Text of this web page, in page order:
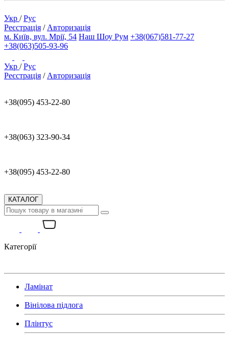
Укр /Рус
Реєстрація / Авторизація
м. Київ, вул. Мрії, 54 Наш Шоу Рум +38(067)581-77-27
+38(063)505-93-96
Укр /Рус
Реєстрація / Авторизація
+38(095) 453-22-80
+38(063) 323-90-34
+38(095) 453-22-80
КАТАЛОГ
Категорії
Ламінат
Вінілова підлога
Плінтус